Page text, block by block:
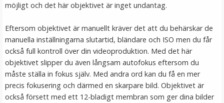
möjligt och det här objektivet är inget undantag.
Eftersom objektivet är manuellt kräver det att du behärskar de
manuella inställningarna slutartid, bländare och ISO men du får
också full kontroll över din videoproduktion. Med det här
objektivet slipper du även långsam autofokus eftersom du
måste ställa in fokus själv. Med andra ord kan du få en mer
precis fokusering och därmed en skarpare bild. Objektivet är
också försett med ett 12-bladigt membran som ger dina bilder